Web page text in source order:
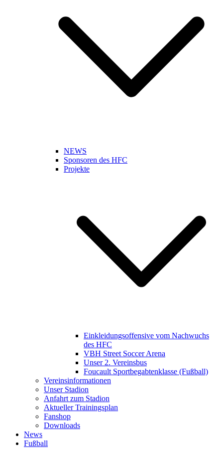
NEWS
Sponsoren des HFC
Projekte
Einkleidungsoffensive vom Nachwuchs
des HFC
VBH Street Soccer Arena
Unser 2. Vereinsbus
Foucault Sportbegabtenklasse (Fußball)
Vereinsinformationen
Unser Stadion
Anfahrt zum Stadion
Aktueller Trainingsplan
Fanshop
Downloads
News
Fußball